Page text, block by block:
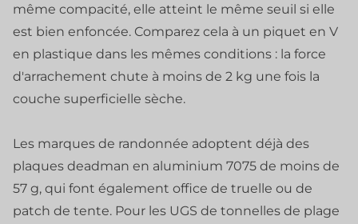
même compacité, elle atteint le même seuil si elle
est bien enfoncée. Comparez cela à un piquet en V
en plastique dans les mêmes conditions : la force
d'arrachement chute à moins de 2 kg une fois la
couche superficielle sèche.
Les marques de randonnée adoptent déjà des
plaques deadman en aluminium 7075 de moins de
57 g, qui font également office de truelle ou de
patch de tente. Pour les UGS de tonnelles de plage